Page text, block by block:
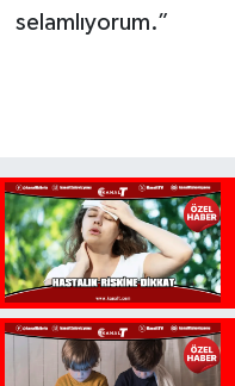
selamlıyorum.”